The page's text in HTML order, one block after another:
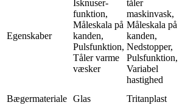
Egenskaber
Isknuser-
funktion,
Måleskala på
kanden,
Pulsfunktion,
Tåler varme
væsker
tåler
maskinvask,
Måleskala på
kanden,
Nedstopper,
Pulsfunktion,
Variabel
hastighed
Bægermateriale Glas Tritanplast